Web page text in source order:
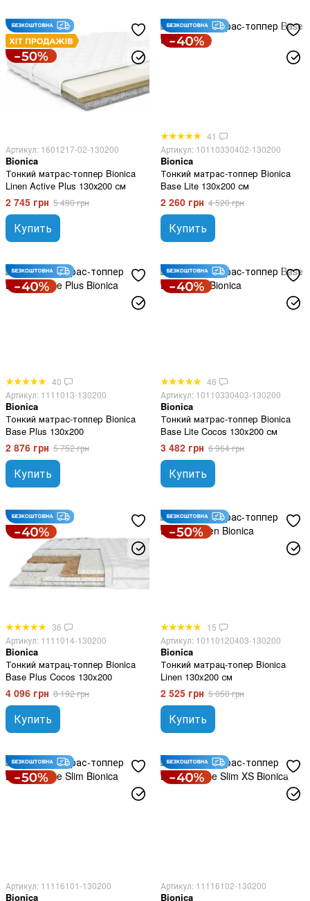
Артикул: 1601217-02-130200
Bionica
Тонкий матрас-топпер Bionica
Linen Active Plus 130х200 см
2 745 грн 5 490 грн
Купить
41
Артикул: 10110330402-130200
Bionica
Тонкий матраc-топпер Bionica
Base Lite 130x200 см
2 260 грн 4 520 грн
Купить
40
Артикул: 1111013-130200
Bionica
Тонкий матрас-топпер Bionica
Base Plus 130x200
2 876 грн 5 752 грн
Купить
46
Артикул: 10110330403-130200
Bionica
Тонкий матраc-топпер Bionica
Base Lite Cocos 130x200 см
3 482 грн 6 964 грн
Купить
36
Артикул: 1111014-130200
Bionica
Тонкий матрац-топпер Bionica
Base Plus Cocos 130x200
4 096 грн 8 192 грн
Купить
15
Артикул: 10110120403-130200
Bionica
Тонкий матрац-топер Bionica
Linen 130x200 см
2 525 грн 5 050 грн
Купить
Артикул: 11116101-130200
Bionica
Артикул: 11116102-130200
Bionica